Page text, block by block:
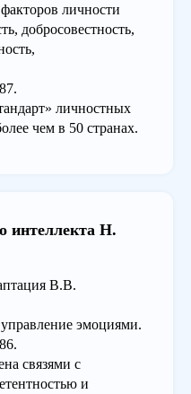
личности
добросовестность,
личностных
чем в 50 странах.
интеллекта Н.
В.В.
эмоциями.
связями с
и